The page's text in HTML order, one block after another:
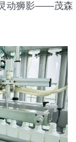
动狮影——茂森